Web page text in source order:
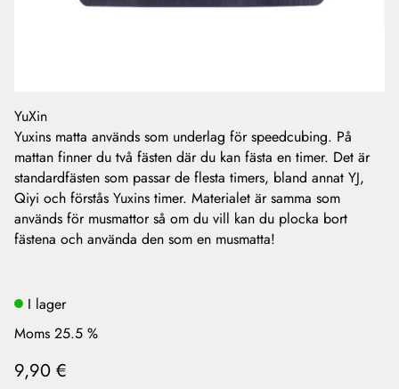
YuXin
Yuxins matta används som underlag för speedcubing. På
mattan finner du två fästen där du kan fästa en timer. Det är
standardfästen som passar de flesta timers, bland annat YJ,
Qiyi och förstås Yuxins timer. Materialet är samma som
används för musmattor så om du vill kan du plocka bort
fästena och använda den som en musmatta!
I lager
Moms 25.5 %
9,90 €